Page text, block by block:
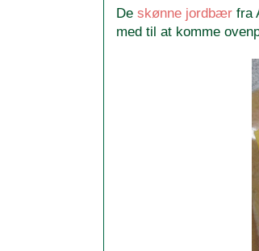
De skønne jordbær fra
med til at komme